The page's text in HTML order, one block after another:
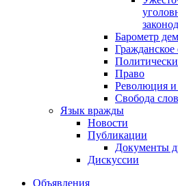
Барометр
Право
Революция
Свобода
Язык вражды
Новости
Публикации
Документы
Дискуссии
Объявления